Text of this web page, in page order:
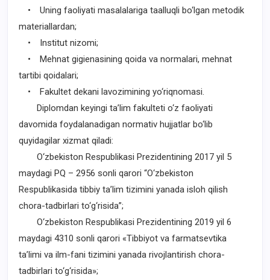
• Uning faoliyati masalalariga taalluqli bo‘lgan metodik
materiallardan;
• Institut nizomi;
• Mehnat gigienasining qoida va normalari, mehnat
tartibi qoidalari;
• Fakultet dekani lavozimining yo‘riqnomasi.
Diplomdan keyingi ta’lim fakulteti o‘z faoliyati
davomida foydalanadigan normativ hujjatlar bo‘lib
quyidagilar xizmat qiladi:
O‘zbekiston Respublikasi Prezidentining 2017 yil 5
maydagi PQ – 2956 sonli qarori “O‘zbekiston
Respublikasida tibbiy ta’lim tizimini yanada isloh qilish
chora-tadbirlari to‘g‘risida”;
O‘zbekiston Respublikasi Prezidentining 2019 yil 6
maydagi 4310 sonli qarori «Tibbiyot va farmatsevtika
ta’limi va ilm-fani tizimini yanada rivojlantirish chora-
tadbirlari to‘g‘risida»;